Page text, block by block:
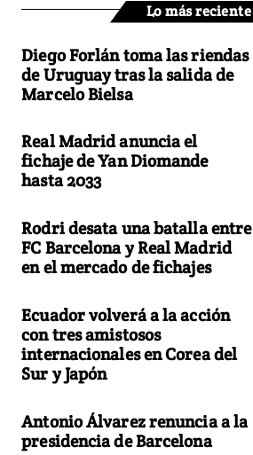
Lo más reciente
Diego Forlán toma las riendas
de Uruguay tras la salida de
Marcelo Bielsa
Real Madrid anuncia el
fichaje de Yan Diomande
hasta 2033
Rodri desata una batalla entre
FC Barcelona y Real Madrid
en el mercado de fichajes
Ecuador volverá a la acción
con tres amistosos
internacionales en Corea del
Sur y Japón
Antonio Álvarez renuncia a la
presidencia de Barcelona